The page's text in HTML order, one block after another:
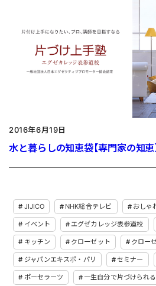
2016年6月19日
水と暮らしの知恵袋【専門家の知
JIJICO NHK総合テレビ おしゃ
イベント エグゼカレッジ表参道校
キッチン クローゼット クロー
ジャパンエキスポ・パリ セミナー
ポーセラーツ 一生自分で片づけられ